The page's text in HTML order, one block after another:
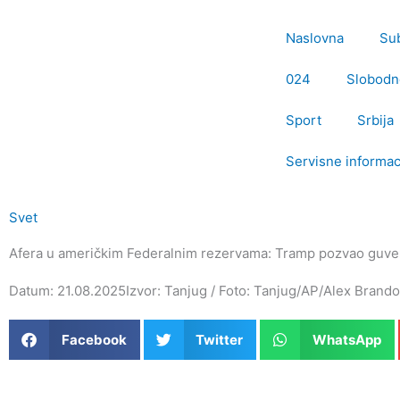
Naslovna
024
Sport Srbija
Servisne
Svet
Afera u američkim Federalnim rezervama: Tramp pozvao
Datum: 21.08.2025Izvor: Tanjug / Foto: Tanjug/AP/Alex
Facebook Twitter WhatsApp